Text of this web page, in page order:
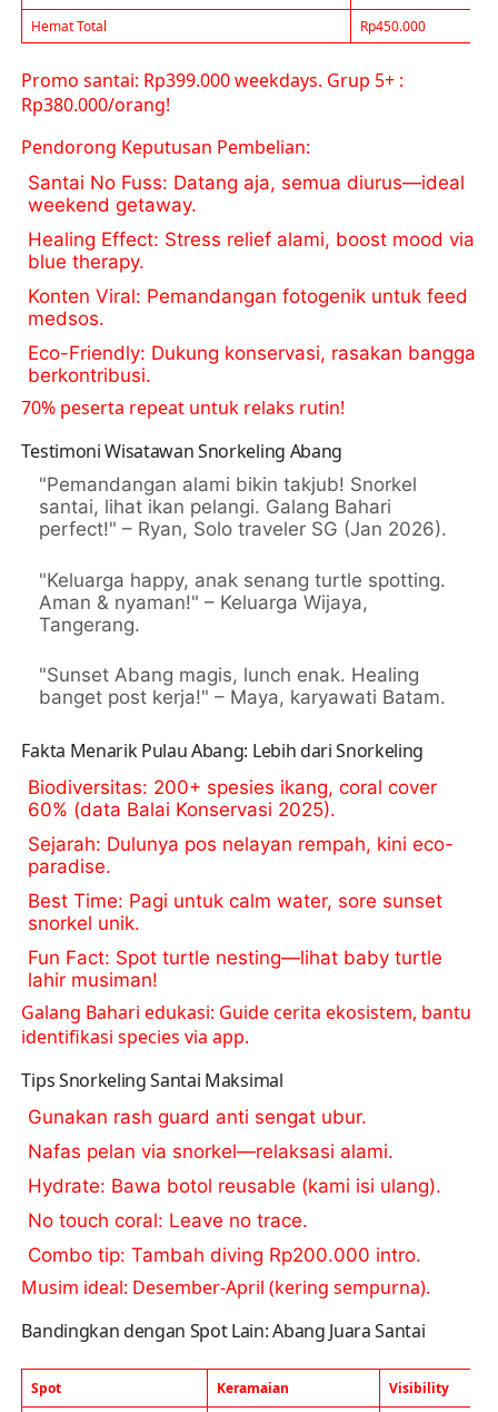
Hemat Total
Rp450.000
Promo santai: Rp399.000 weekdays. Grup 5+ :
Rp380.000/orang!
Pendorong Keputusan Pembelian:
Santai No Fuss: Datang aja, semua diurus—ideal
weekend getaway.
Healing Effect: Stress relief alami, boost mood via
blue therapy.
Konten Viral: Pemandangan fotogenik untuk feed
medsos.
Eco-Friendly: Dukung konservasi, rasakan bangga
berkontribusi.
70% peserta repeat untuk relaks rutin!
Testimoni Wisatawan Snorkeling Abang
"Pemandangan alami bikin takjub! Snorkel
santai, lihat ikan pelangi. Galang Bahari
perfect!" – Ryan, Solo traveler SG (Jan 2026).
"Keluarga happy, anak senang turtle spotting.
Aman & nyaman!" – Keluarga Wijaya,
Tangerang.
"Sunset Abang magis, lunch enak. Healing
banget post kerja!" – Maya, karyawati Batam.
Fakta Menarik Pulau Abang: Lebih dari Snorkeling
Biodiversitas: 200+ spesies ikang, coral cover
60% (data Balai Konservasi 2025).
Sejarah: Dulunya pos nelayan rempah, kini eco-
paradise.
Best Time: Pagi untuk calm water, sore sunset
snorkel unik.
Fun Fact: Spot turtle nesting—lihat baby turtle
lahir musiman!
Galang Bahari edukasi: Guide cerita ekosistem, bantu
identifikasi species via app.
Tips Snorkeling Santai Maksimal
Gunakan rash guard anti sengat ubur.
Nafas pelan via snorkel—relaksasi alami.
Hydrate: Bawa botol reusable (kami isi ulang).
No touch coral: Leave no trace.
Combo tip: Tambah diving Rp200.000 intro.
Musim ideal: Desember-April (kering sempurna).
Bandingkan dengan Spot Lain: Abang Juara Santai
Spot Keramaian
Visibility